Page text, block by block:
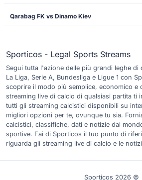
Qarabag FK vs Dinamo Kiev
Sporticos - Legal Sports Streams
Segui tutta l'azione delle più grandi leghe di
La Liga, Serie A, Bundesliga e Ligue 1 con
scoprire il modo più semplice, economico e
streaming live di calcio di qualsiasi partita ti
tutti gli streaming calcistici disponibili su
migliori opzioni per te, ovunque tu sia.
calcistici, classifiche, dati e notizie dal
sportive. Fai di Sporticos il tuo punto di
riguarda gli streaming live di calcio e le
Sporticos 2026 ©